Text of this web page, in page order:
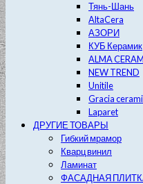
Тянь-Шань
AltaCera
АЗОРИ
КУБ Керамик
ALMA
NEW TREND
Unitile
Gracia
Laparet
ДРУГИЕ ТОВАРЫ
Гибкий мрамор
Кварц винил
Ламинат
ФАСАДНАЯ